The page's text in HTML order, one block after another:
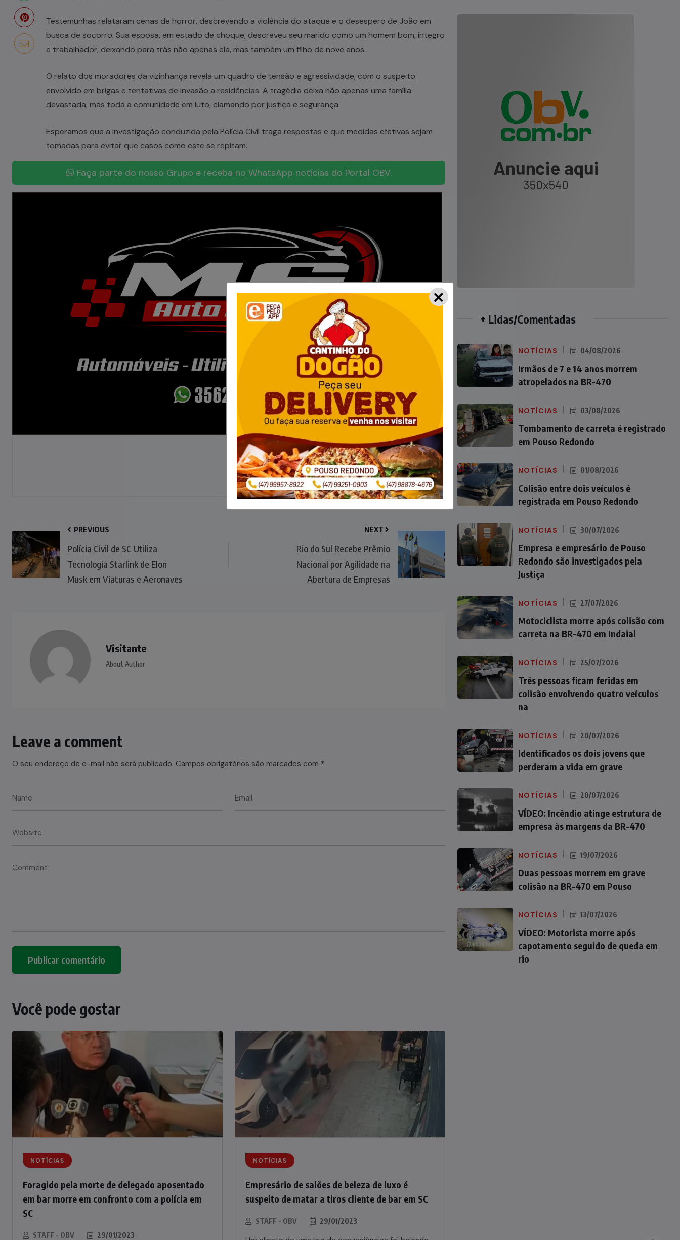
Testemunhas relataram cenas de horror, descrevendo a violência do ataque e o desespero de João em
busca de socorro. Sua esposa, em estado de choque, descreveu seu marido como um homem bom, íntegro
e trabalhador, deixando para trás não apenas ela, mas também um filho de nove anos.
O relato dos moradores da vizinhança revela um quadro de tensão e agressividade, com o suspeito
envolvido em brigas e tentativas de invasão a residências. A tragédia deixa não apenas uma família
devastada, mas toda a comunidade em luto, clamando por justiça e segurança.
Esperamos que a investigação conduzida pela Polícia Civil traga respostas e que medidas efetivas sejam
tomadas para evitar que casos como este se repitam.
Faça parte do nosso Grupo e receba no WhatsApp notícias do Portal OBV.
PREVIOUS
Polícia Civil de SC Utiliza
Tecnologia Starlink de Elon
Musk em Viaturas e Aeronaves
NEXT
Rio do Sul Recebe Prêmio
Nacional por Agilidade na
Abertura de Empresas
Visitante
About Author
Leave a comment
O seu endereço de e-mail não será publicado. Campos obrigatórios são marcados com *
Você pode gostar
NOTÍCIAS
Foragido pela morte de delegado aposentado
em bar morre em confronto com a polícia em
SC
STAFF - OBV 29/01/2023
NOTÍCIAS
Empresário de salões de beleza de luxo é
suspeito de matar a tiros cliente de bar em SC
STAFF - OBV 29/01/2023
+ Lidas/Comentadas
NOTÍCIAS 04/08/2026
Irmãos de 7 e 14 anos morrem
atropelados na BR-470
NOTÍCIAS 03/08/2026
Tombamento de carreta é registrado
em Pouso Redondo
NOTÍCIAS 01/08/2026
Colisão entre dois veículos é
registrada em Pouso Redondo
NOTÍCIAS 30/07/2026
Empresa e empresário de Pouso
Redondo são investigados pela
Justiça
NOTÍCIAS 27/07/2026
Motociclista morre após colisão com
carreta na BR-470 em Indaial
NOTÍCIAS 25/07/2026
Três pessoas ficam feridas em
colisão envolvendo quatro veículos
na
NOTÍCIAS 20/07/2026
Identificados os dois jovens que
perderam a vida em grave
NOTÍCIAS 20/07/2026
VÍDEO: Incêndio atinge estrutura de
empresa às margens da BR-470
NOTÍCIAS 19/07/2026
Duas pessoas morrem em grave
colisão na BR-470 em Pouso
NOTÍCIAS 13/07/2026
VÍDEO: Motorista morre após
capotamento seguido de queda em
rio
×